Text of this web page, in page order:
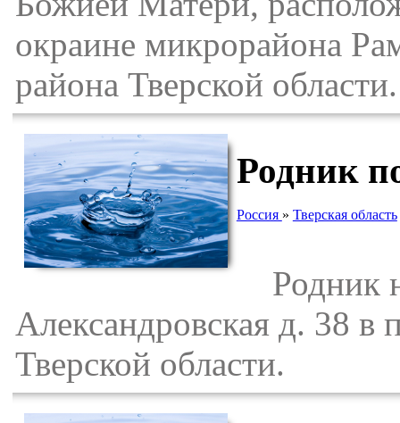
окраине микрорайона
района Тверской области.
Родник
Россия » Тверская область
Родник
Александровская д. 38 в
Тверской области.